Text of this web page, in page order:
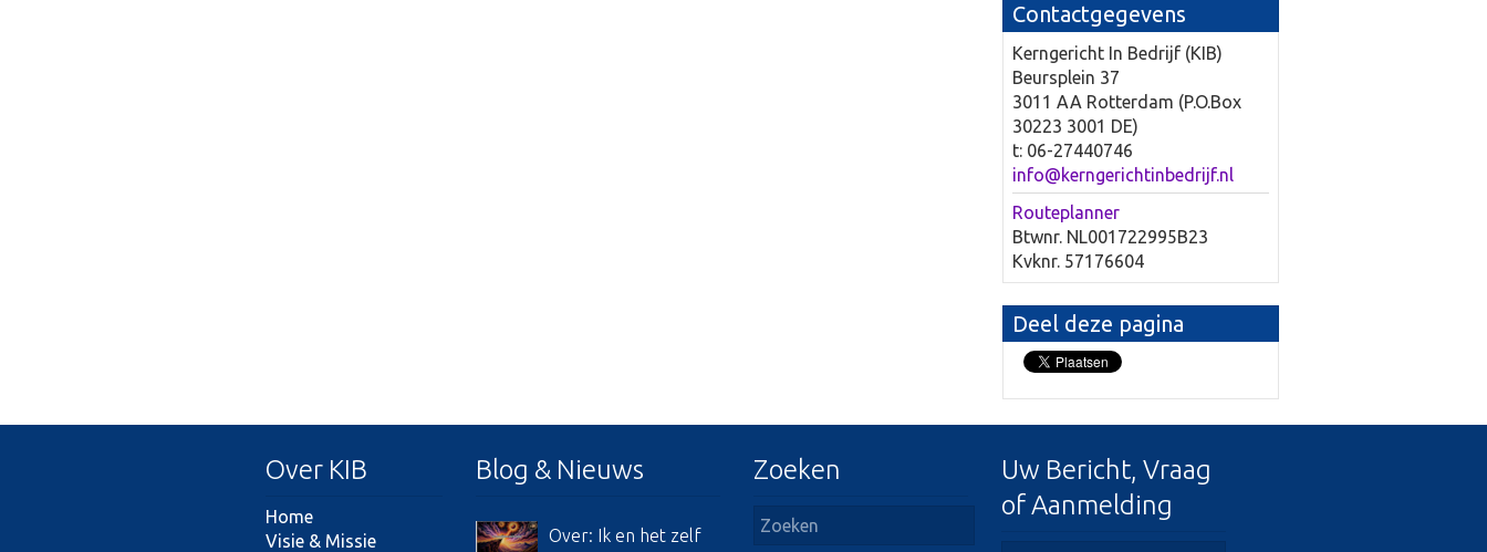
Contactgegevens
Kerngericht In Bedrijf (KIB)
Beursplein 37
3011 AA Rotterdam (P.O.Box
30223 3001 DE)
t: 06-27440746
info@kerngerichtinbedrijf.nl
Routeplanner
Btwnr. NL001722995B23
Kvknr. 57176604
Deel deze pagina
Over KIB
Home
Visie & Missie
Blog & Nieuws
Over: Ik en het zelf
Zoeken
Uw Bericht, Vraag
of Aanmelding